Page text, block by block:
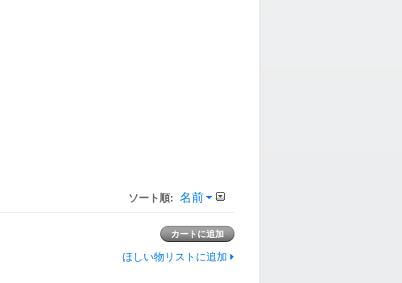
ソート順: 名前
ほしい物リストに追加